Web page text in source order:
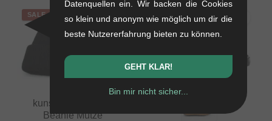
SALE
kunstform "Badge"
Beanie Mütze
SALE
Datenquellen ein. Wir backen die Cookies
so klein und anonym wie möglich um dir die
beste Nutzererfahrung bieten zu können.
GEHT KLAR!
Bin mir nicht sicher...